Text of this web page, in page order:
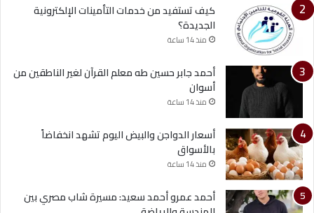
كيف تستفيد من خدمات التأمينات الإلكترونية
الجديدة؟
منذ 14 ساعة
أحمد جابر حسين طه معلم القرآن لغير الناطقين من
أسوان
منذ 14 ساعة
أسعار الدواجن والبيض اليوم تشهد انخفاضاً
بالأسواق
منذ 14 ساعة
أحمد عمرو أحمد سعيد: مسيرة شاب مصري بين